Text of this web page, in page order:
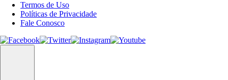
Termos de Uso
Políticas de Privacidade
Fale Conosco